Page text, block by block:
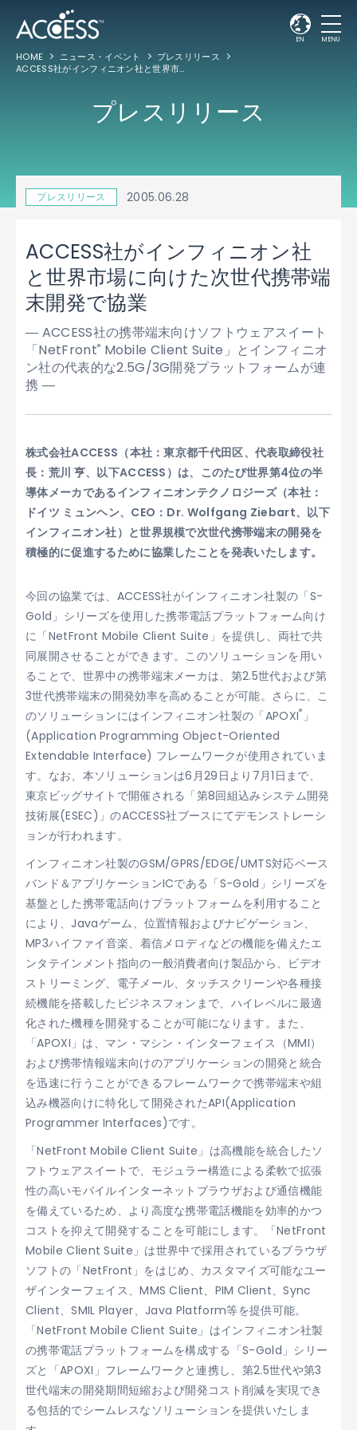
EN MENU
HOME ニュース・イベント
プレスリリース
ACCESS社がインフィニオン社と世界市場に向けた次世代携帯端末開発で協業
プレスリリース
プレスリリース 2005.06.28
ACCESS社がインフィニオン社
と世界市場に向けた次世代携帯端
末開発で協業
― ACCESS社の携帯端末向けソフトウェアスイート
「NetFront® Mobile Client Suite」とインフィニオ
ン社の代表的な2.5G/3G開発プラットフォームが連
携 ―
株式会社ACCESS（本社：東京都千代田区、代表取締役社
長：荒川 亨、以下ACCESS）は、このたび世界第4位の半
導体メーカであるインフィニオンテクノロジーズ（本社：
ドイツ ミュンヘン、CEO：Dr. Wolfgang Ziebart、以下
インフィニオン社）と世界規模で次世代携帯端末の開発を
積極的に促進するために協業したことを発表いたします。
今回の協業では、ACCESS社がインフィニオン社製の「S-
Gold」シリーズを使用した携帯電話プラットフォーム向け
に「NetFront Mobile Client Suite」を提供し、両社で共
同展開させることができます。このソリューションを用い
ることで、世界中の携帯端末メーカは、第2.5世代および第
3世代携帯端末の開発効率を高めることが可能。さらに、こ
のソリューションにはインフィニオン社製の「APOXI® 」
(Application Programming Object-Oriented
Extendable Interface) フレームワークが使用されていま
す。なお、本ソリューションは6月29日より7月1日まで、
東京ビッグサイトで開催される「第8回組込みシステム開発
技術展(ESEC)」のACCESS社ブースにてデモンストレーシ
ョンが行われます。
インフィニオン社製のGSM/GPRS/EDGE/UMTS対応ベース
バンド＆アプリケーションICである「S-Gold」シリーズを
基盤とした携帯電話向けプラットフォームを利用すること
により、Javaゲーム、位置情報およびナビゲーション、
MP3ハイファイ音楽、着信メロディなどの機能を備えたエ
ンタテインメント指向の一般消費者向け製品から、ビデオ
ストリーミング、電子メール、タッチスクリーンや各種接
続機能を搭載したビジネスフォンまで、ハイレベルに最適
化された機種を開発することが可能になります。また、
「APOXI」は、マン・マシン・インターフェイス（MMI）
および携帯情報端末向けのアプリケーションの開発と統合
を迅速に行うことができるフレームワークで携帯端末や組
込み機器向けに特化して開発されたAPI(Application
Programmer Interfaces)です。
「NetFront Mobile Client Suite」は高機能を統合したソ
フトウェアスイートで、モジュラー構造による柔軟で拡張
性の高いモバイルインターネットブラウザおよび通信機能
を備えているため、より高度な携帯電話機能を効率的かつ
コストを抑えて開発することを可能にします。「NetFront
Mobile Client Suite」は世界中で採用されているブラウザ
ソフトの「NetFront」をはじめ、カスタマイズ可能なユー
ザインターフェイス、MMS Client、PIM Client、Sync
Client、SMIL Player、Java Platform等を提供可能。
「NetFront Mobile Client Suite」はインフィニオン社製
の携帯電話プラットフォームを構成する「S-Gold」シリー
ズと「APOXI」フレームワークと連携し、第2.5世代や第3
世代端末の開発期間短縮および開発コスト削減を実現でき
る包括的でシームレスなソリューションを提供いたしま